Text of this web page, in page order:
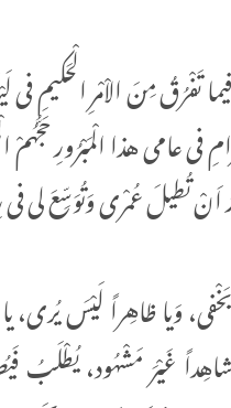
تَفْرُقُ مِنَ الاْمْرِ الْحَکیمِ
عامی هذا الْمَبْرُورِ حَجُّهُمْ
اَنْ تُطیلَ عُمْری وَتُوَسِّعَ لی
وَیا ظاهِراً لَيْسَ يُرى، یا
غَيْرَ مَشْهُود،